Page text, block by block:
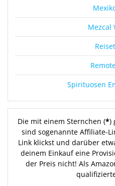
Mezcal
Spirituosen
Die mit einem Sternchen (*)
sind sogenannte Affiliate-
Link klickst und darüber
deinem Einkauf eine
der Preis nicht! Als